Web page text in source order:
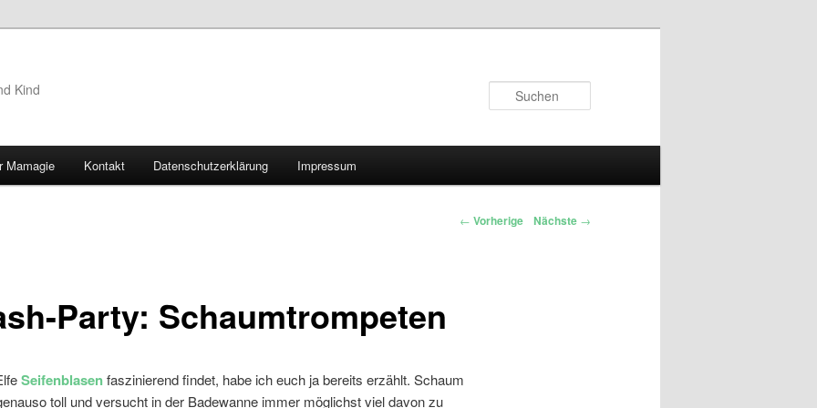
Kind
Mamagie Kontakt Datenschutzerklärung Impressum
← Vorherige Nächste →
Party: Schaumtrompeten
Seifenblasenfaszinierend findet, habe ich euch ja bereits erzählt. Schaum
toll und versucht in der Badewanne immer möglichst viel davon zu